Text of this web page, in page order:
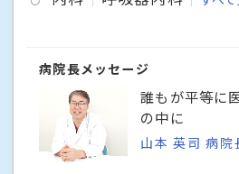
病院長メッセージ
誰もが平等に
の中に
山本 英司 病院